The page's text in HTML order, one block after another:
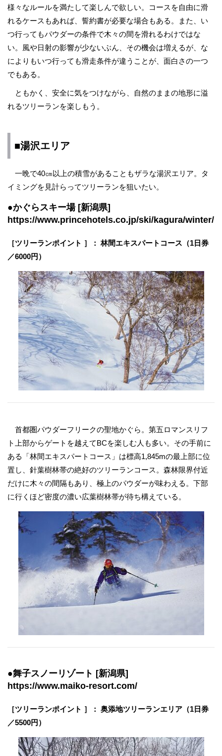
様々なルールを満たして楽しんで欲しい。コースを自由に滑
れるケースもあれば、誓約書が必要な場合もある。また、い
つ行ってもパウダーの条件で木々の間を滑れるわけではな
い。風や日射の影響が少ないぶん、その機会は増えるが、な
によりもいつ行っても滑走条件が違うことが、面白さの一つ
でもある。
ともかく、安全に気をつけながら、自然のままの地形に溢
れるツリーランを楽しもう。
■湯沢エリア
一晩で40㎝以上の積雪があることもザラな湯沢エリア。タ
イミングを見計らってツリーランを狙いたい。
●かぐらスキー場 [新潟県]
https://www.princehotels.co.jp/ski/kagura/winter/
［​ツリーランポイント ］： 林間エキスパートコース（1日券
／6000円）
首都圏パウダーフリークの聖地かぐら。第五ロマンスリフ
ト上部からゲートを越えてBCを楽しむ人も多い。その手前に
ある「林間エキスパートコース」は標高1,845mの最上部に位
置し、針葉樹林帯の絶好のツリーランコース。森林限界付近
だけに木々の間隔もあり、極上のパウダーが味わえる。下部
に行くほど密度の濃い広葉樹林帯が待ち構えている。
●舞子スノーリゾート [新潟県]
https://www.maiko-resort.com/
［​ツリーランポイント ］： 奥添地ツリーランエリア（1日券
／5500円）